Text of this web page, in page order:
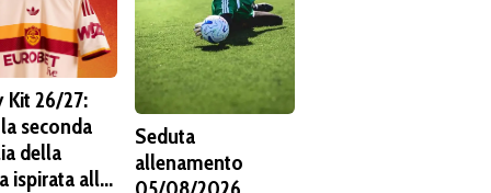
Kit 26/27:
seconda
della
ispirata alla
Seduta
allenamento